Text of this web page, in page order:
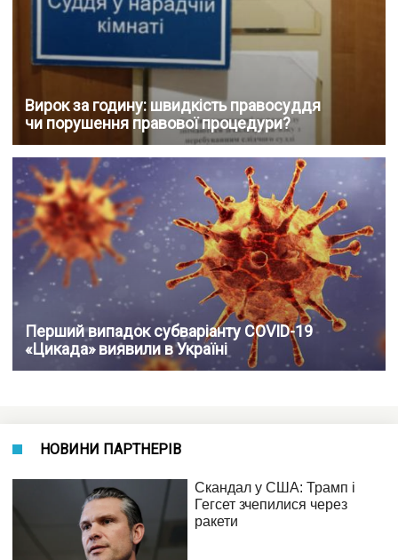
Вирок за годину: швидкість правосуддя
чи порушення правової процедури?
Перший випадок субваріанту COVID-19
«Цикада» виявили в Україні
НОВИНИ ПАРТНЕРІВ